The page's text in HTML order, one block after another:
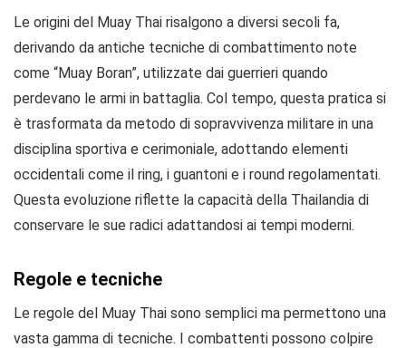
Le origini del Muay Thai risalgono a diversi secoli fa,
derivando da antiche tecniche di combattimento note
come “Muay Boran”, utilizzate dai guerrieri quando
perdevano le armi in battaglia. Col tempo, questa pratica si
è trasformata da metodo di sopravvivenza militare in una
disciplina sportiva e cerimoniale, adottando elementi
occidentali come il ring, i guantoni e i round regolamentati.
Questa evoluzione riflette la capacità della Thailandia di
conservare le sue radici adattandosi ai tempi moderni.
Regole e tecniche
Le regole del Muay Thai sono semplici ma permettono una
vasta gamma di tecniche. I combattenti possono colpire